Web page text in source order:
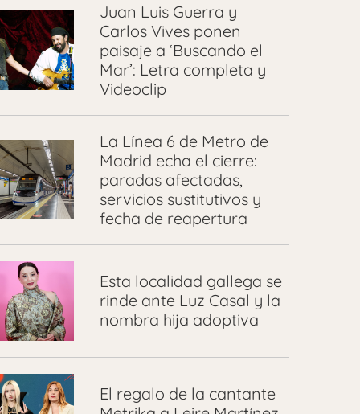
Juan Luis Guerra y
Carlos Vives ponen
paisaje a ‘Buscando el
Mar’: Letra completa y
Videoclip
La Línea 6 de Metro de
Madrid echa el cierre:
paradas afectadas,
servicios sustitutivos y
fecha de reapertura
Esta localidad gallega se
rinde ante Luz Casal y la
nombra hija adoptiva
El regalo de la cantante